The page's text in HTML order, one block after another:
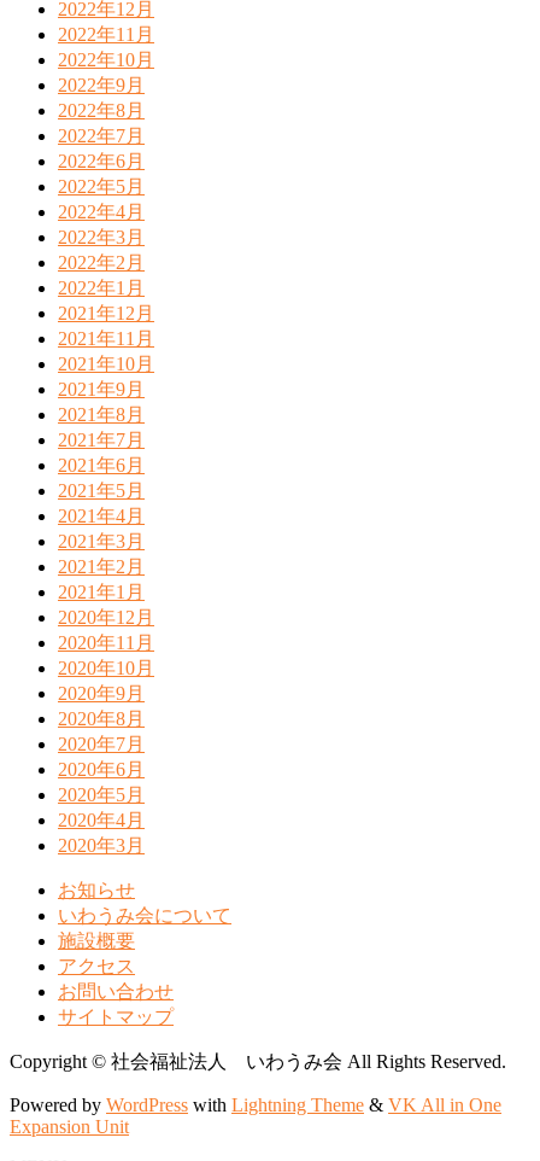
2022年12月
2022年11月
2022年10月
2022年9月
2022年8月
2022年7月
2022年6月
2022年5月
2022年4月
2022年3月
2022年2月
2022年1月
2021年12月
2021年11月
2021年10月
2021年9月
2021年8月
2021年7月
2021年6月
2021年5月
2021年4月
2021年3月
2021年2月
2021年1月
2020年12月
2020年11月
2020年10月
2020年9月
2020年8月
2020年7月
2020年6月
2020年5月
2020年4月
2020年3月
お知らせ
いわうみ会について
施設概要
アクセス
お問い合わせ
サイトマップ
Copyright © 社会福祉法人 いわうみ会 All Rights Reserved.
Powered by WordPress with Lightning Theme & VK All in One
Expansion Unit